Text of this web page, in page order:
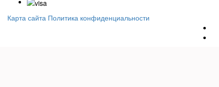
Карта сайта Политика конфиденциальности